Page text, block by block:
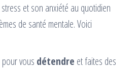
et son anxiété au quotidien
de santé mentale. Voici
vous détendre et faites des